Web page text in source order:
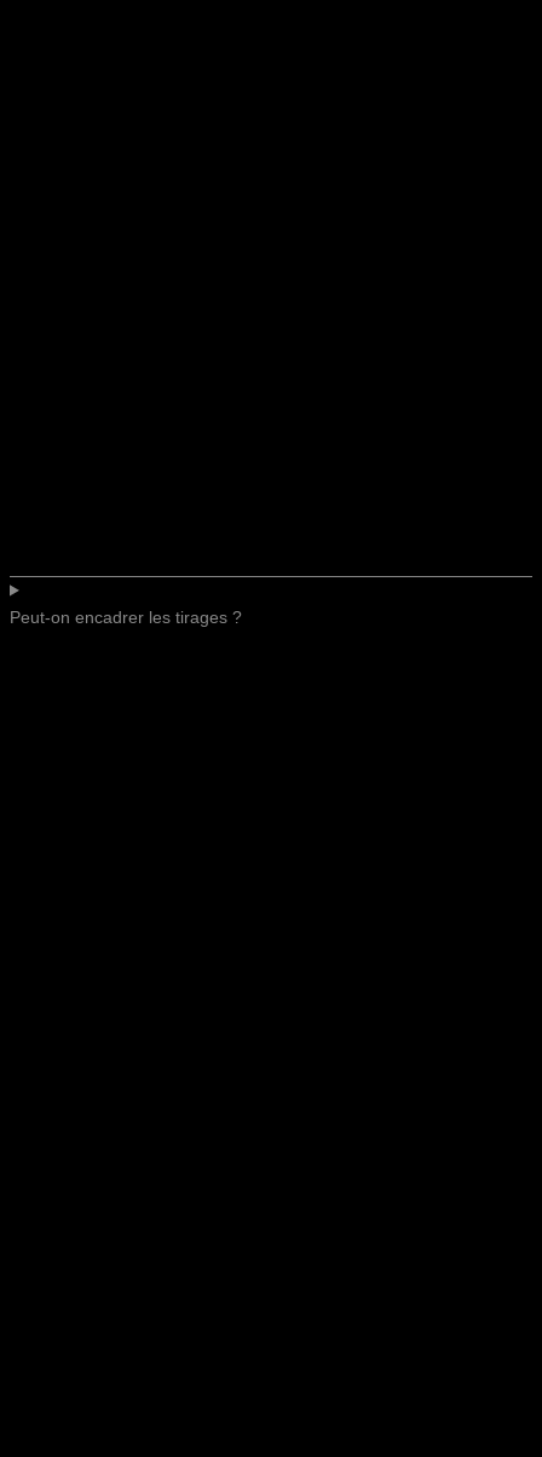
Peut-on encadrer les tirages ?